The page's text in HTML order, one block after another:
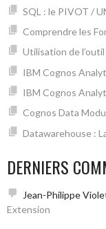
SQL : le PIVOT /
Comprendre les
Utilisation de
IBM Cognos
IBM Cognos
Cognos Data
Datawarehouse :
DERNIERS
Jean-Philippe
Extension